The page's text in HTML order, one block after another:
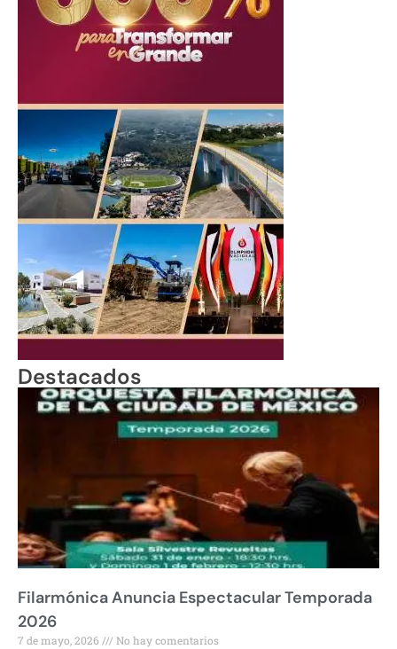
Destacados
Filarmónica Anuncia Espectacular Temporada
2026
7 de mayo, 2026 No hay comentarios